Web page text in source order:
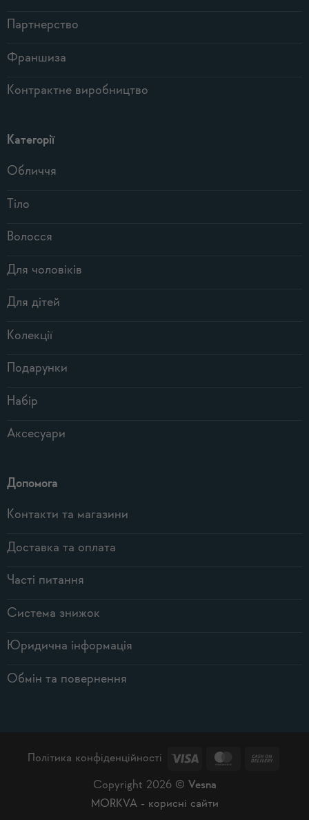
Партнерство
Франшиза
Контрактне виробництво
Категорії
Обличчя
Тіло
Волосся
Для чоловіків
Для дітей
Колекції
Подарунки
Набір
Аксесуари
Допомога
Контакти та магазини
Доставка та оплата
Часті питання
Система знижок
Юридична інформація
Обмін та повернення
Політика конфіденційності Visa MasterCard
Copyright 2026 © Vesna
MORKVA - корисні сайти